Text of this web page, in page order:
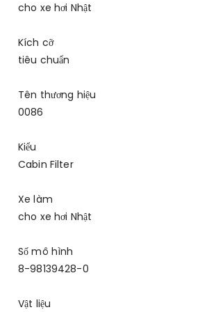
cho xe hơi Nhật
Kích cỡ
tiêu chuẩn
Tên thương hiệu
0086
Kiểu
Cabin Filter
Xe làm
cho xe hơi Nhật
Số mô hình
8-98139428-0
Vật liệu